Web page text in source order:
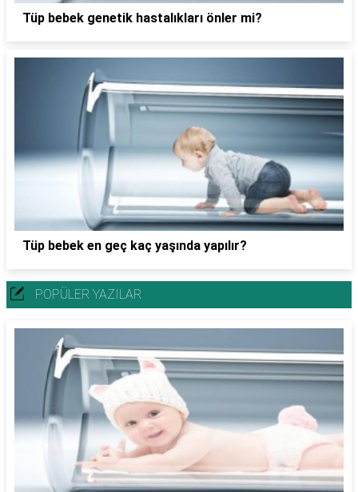
Tüp bebek genetik hastalıkları önler mi?
Tüp bebek en geç kaç yaşında yapılır?
POPÜLER YAZILAR